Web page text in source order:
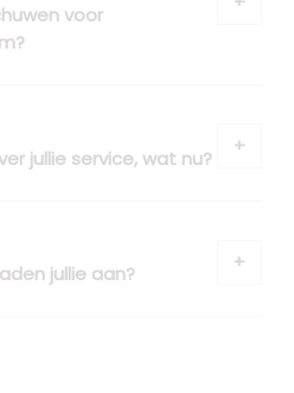
voor
jullie service, wat nu?
jullie aan?